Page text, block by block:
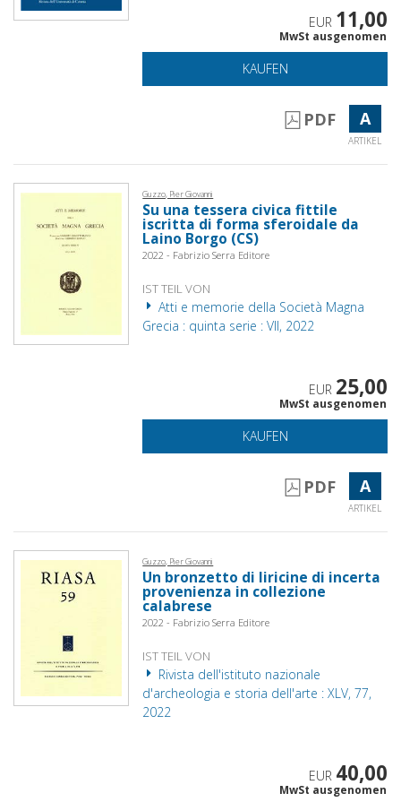
EUR 11,00
MwSt ausgenomen
KAUFEN
PDF A
ARTIKEL
Guzzo, Pier Giovanni
Su una tessera civica fittile
iscritta di forma sferoidale da
Laino Borgo (CS)
2022 - Fabrizio Serra Editore
IST TEIL VON
Atti e memorie della Società Magna
Grecia : quinta serie : VII, 2022
EUR 25,00
MwSt ausgenomen
KAUFEN
PDF A
ARTIKEL
Guzzo, Pier Giovanni
Un bronzetto di liricine di incerta
provenienza in collezione
calabrese
2022 - Fabrizio Serra Editore
IST TEIL VON
Rivista dell'istituto nazionale
d'archeologia e storia dell'arte : XLV, 77,
2022
EUR 40,00
MwSt ausgenomen